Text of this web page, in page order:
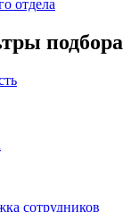
отдела
сотрудников